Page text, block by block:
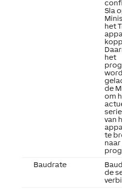
Sla
het
het
de
om
van
te
Baudrate
de